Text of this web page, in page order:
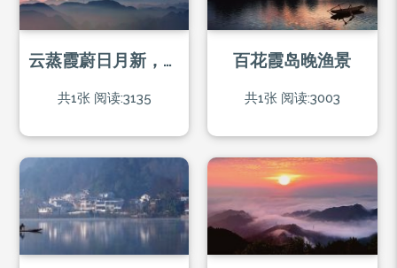
云蒸霞蔚日月新，九龙山顶览全貌
共1张 阅读:3135
百花霞岛晚渔景
共1张 阅读:3003